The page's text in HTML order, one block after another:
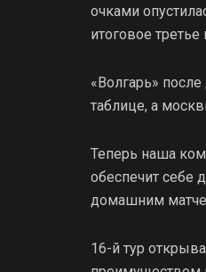
очками
итоговое
«Волгарь»
таблице, а
Теперь наша
обеспечит себе
домашним
16-й тур